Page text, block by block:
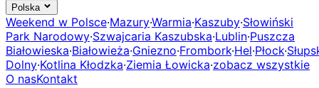
Polska
Weekend w Polsce·Mazury·Warmia·Kaszuby·Słowiński
Park Narodowy·Szwajcaria Kaszubska·Lublin·Puszcza
Białowieska·Białowieża·Gniezno·Frombork·Hel·Płock·
Dolny·Kotlina Kłodzka·Ziemia Łowicka·zobacz wszystkie
O nasKontakt